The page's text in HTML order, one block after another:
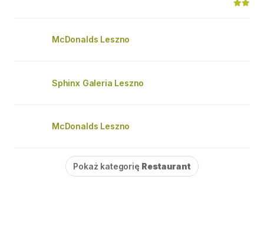
McDonalds Leszno
Sphinx Galeria Leszno
McDonalds Leszno
Pokaż kategorię Restaurant